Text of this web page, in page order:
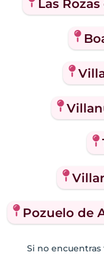
Las
Pozuelo de
Si no